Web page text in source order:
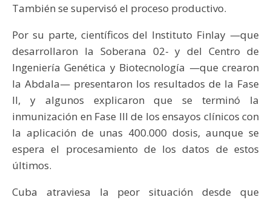
También se supervisó el proceso productivo.
Por su parte, científicos del Instituto Finlay —que
desarrollaron la Soberana 02- y del Centro de
Ingeniería Genética y Biotecnología —que crearon
la Abdala— presentaron los resultados de la Fase
II, y algunos explicaron que se terminó la
inmunización en Fase III de los ensayos clínicos con
la aplicación de unas 400.000 dosis, aunque se
espera el procesamiento de los datos de estos
últimos.
Cuba atraviesa la peor situación desde que